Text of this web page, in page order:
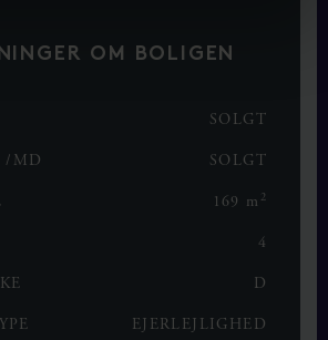
OM BOLIGEN
SOLGT
/MD SOLGT
169 m 2
4
D
EJERLEJLIGHED